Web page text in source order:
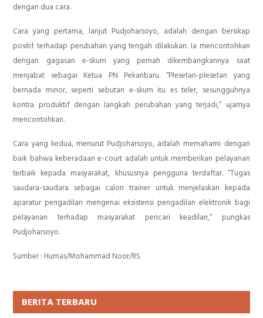
dengan dua cara.
Cara yang pertama, lanjut Pudjoharsoyo, adalah dengan bersikap
positif terhadap perubahan yang tengah dilakukan. Ia mencontohkan
dengan gagasan e-skum yang pernah dikembangkannya saat
menjabat sebagai Ketua PN Pekanbaru. “Plesetan-plesetan yang
bernada minor, seperti sebutan e-skum itu es teler, sesungguhnya
kontra produktif dengan langkah perubahan yang terjadi,” ujarnya
mencontohkan.
Cara yang kedua, menurut Pudjoharsoyo, adalah memahami dengan
baik bahwa keberadaan e-court adalah untuk memberikan pelayanan
terbaik kepada masyarakat, khususnya pengguna terdaftar. “Tugas
saudara-saudara sebagai calon trainer untuk menjelaskan kepada
aparatur pengadilan mengenai eksistensi pengadilan elektronik bagi
pelayanan terhadap masyarakat pencari keadilan,” pungkas
Pudjoharsoyo.
Sumber : Humas/Mohammad Noor/RS
BERITA TERBARU